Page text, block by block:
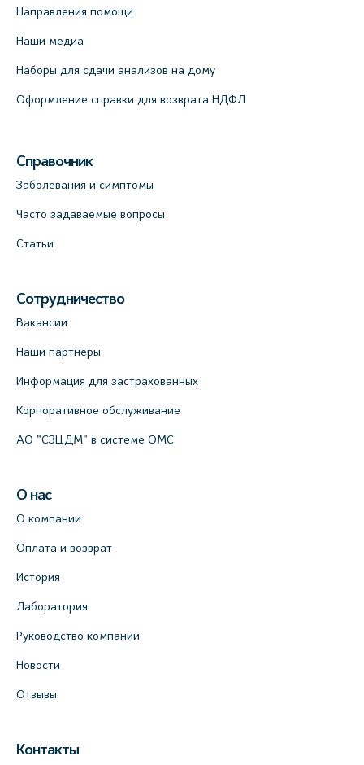
Направления помощи
Наши медиа
Наборы для сдачи анализов на дому
Оформление справки для возврата НДФЛ
Справочник
Заболевания и симптомы
Часто задаваемые вопросы
Статьи
Сотрудничество
Вакансии
Наши партнеры
Информация для застрахованных
Корпоративное обслуживание
АО "СЗЦДМ" в системе ОМС
О нас
О компании
Оплата и возврат
История
Лаборатория
Руководство компании
Новости
Отзывы
Контакты